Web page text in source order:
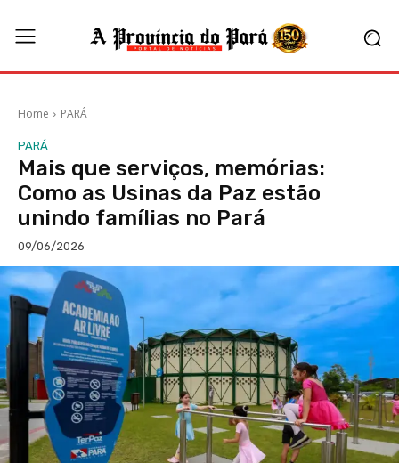
Home PARÁ
PARÁ
Mais que serviços, memórias:
Como as Usinas da Paz estão
unindo famílias no Pará
09/06/2026